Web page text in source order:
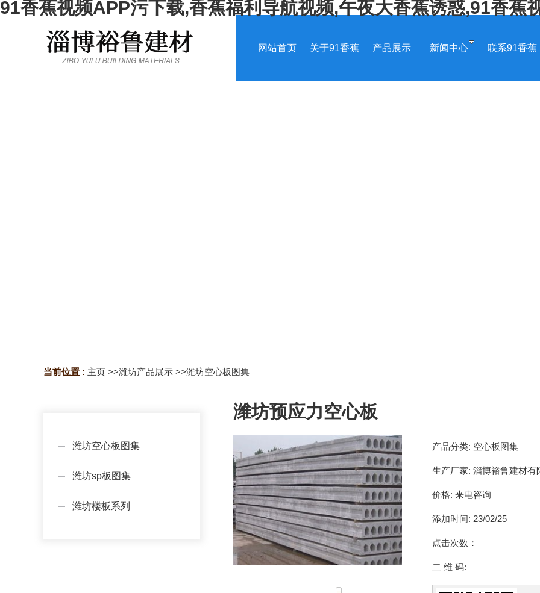
91香蕉视频APP污下载,香蕉福利导航视频,午夜大香蕉诱惑,91香蕉
网站首页 关于91香蕉 产品展示 新闻中心 联系91香蕉
当前位置 : 主页 >>潍坊产品展示 >>潍坊空心板图集
潍坊空心板图集
潍坊sp板图集
潍坊楼板系列
潍坊预应力空心板
产品分类: 空心板图集
生产厂家: 淄博裕鲁建材有
价格: 来电咨询
添加时间: 23/02/25
点击次数：
二 维 码: